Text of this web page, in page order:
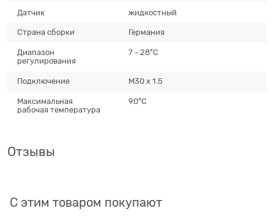
Датчик жидкостный
Страна сборки Германия
Диапазон
регулирования
7 - 28°С
Подключение M30 x 1.5
Максимальная
рабочая температура
90°С
Отзывы
С этим товаром покупают